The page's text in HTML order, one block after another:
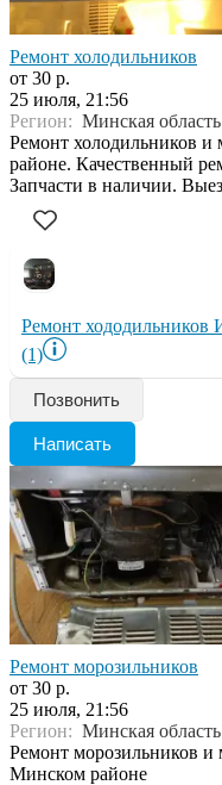
Ремонт холодильников
от 30 р.
25 июля, 21:56
Регион: Минская область
Ремонт холодильников
районе. Качественный
Запчасти в наличии.
Ремонт
(1)
Позвонить
Написать
Ремонт морозильников
от 30 р.
25 июля, 21:56
Регион: Минская область
Ремонт морозильников
Минском районе